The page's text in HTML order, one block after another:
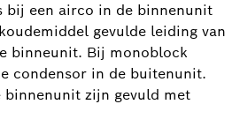
bij een airco in de binnenunit
gevulde leiding van
binneunit. Bij monoblock
condensor in de buitenunit.
binnenunit zijn gevuld met